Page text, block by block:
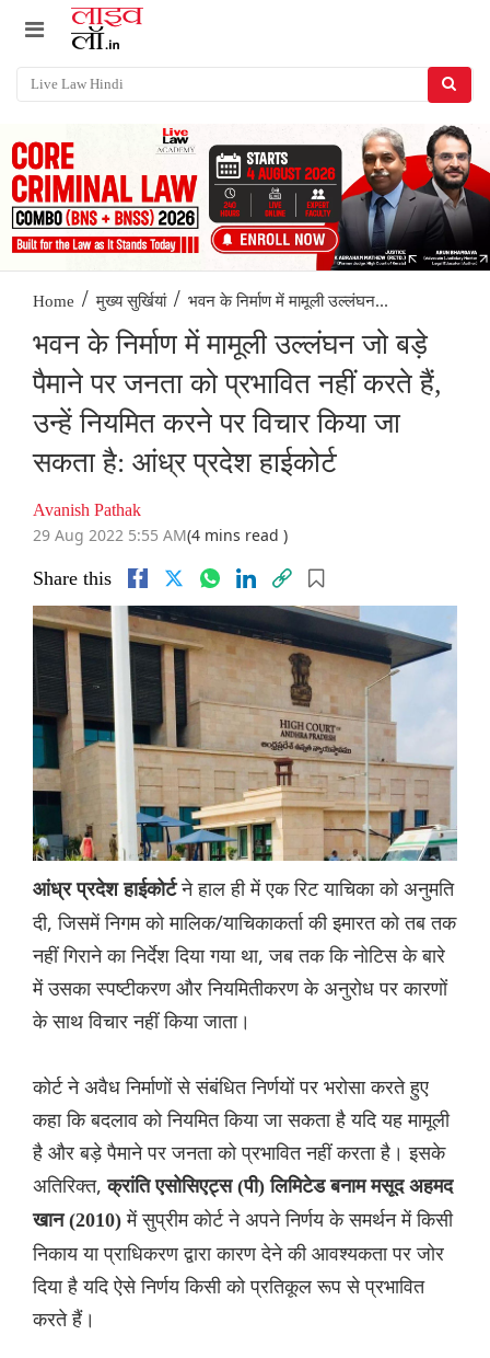
Home / मुख्य सुर्खियां / भवन के निर्माण में मामूली उल्लंघन...
भवन के निर्माण में मामूली उल्लंघन जो बड़े
पैमाने पर जनता को प्रभावित नहीं करते हैं,
उन्हें नियमित करने पर विचार किया जा
सकता है: आंध्र प्रदेश हाईकोर्ट
Avanish Pathak
29 Aug 2022 5:55 AM(4 mins read )
Share this
आंध्र प्रदेश हाईकोर्टने हाल ही में एक रिट याचिका को अनुमति
दी, जिसमें निगम को मालिक/याचिकाकर्ता की इमारत को तब तक
नहीं गिराने का निर्देश दिया गया था, जब तक कि नोटिस के बारे
में उसका स्पष्टीकरण और नियमितीकरण के अनुरोध पर कारणों
के साथ विचार नहीं किया जाता।
कोर्ट ने अवैध निर्माणों से संबंधित निर्णयों पर भरोसा करते हुए
कहा कि बदलाव को नियमित किया जा सकता है यदि यह मामूली
है और बड़े पैमाने पर जनता को प्रभावित नहीं करता है। इसके
अतिरिक्त,क्रांति एसोसिएट्स (पी) लिमिटेड बनाम मसूद अहमद
खान (2010)में सुप्रीम कोर्ट ने अपने निर्णय के समर्थन में किसी
निकाय या प्राधिकरण द्वारा कारण देने की आवश्यकता पर जोर
दिया है यदि ऐसे निर्णय किसी को प्रतिकूल रूप से प्रभावित
करते हैं।